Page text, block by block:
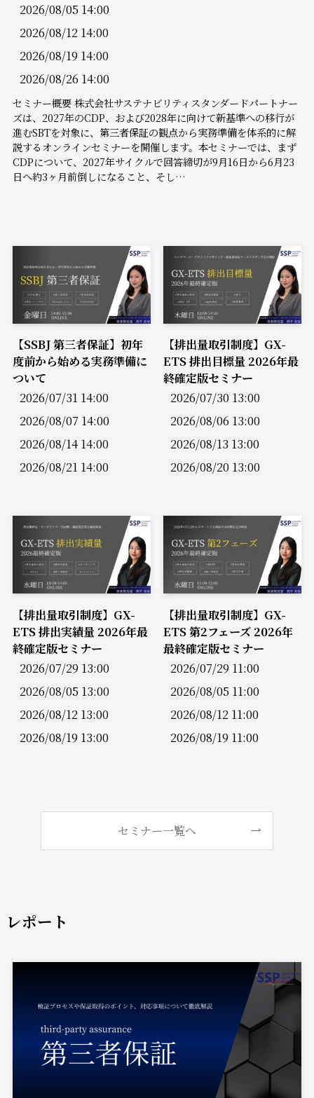
2026/08/05 14:00
2026/08/12 14:00
2026/08/19 14:00
2026/08/26 14:00
セミナー概要 株式会社サステナビリティスタンダードパートナー
ズは、2027年のCDP、および2028年に向けて新基準への移行が
進むSBTを対象に、第三者保証の観点から実務準備を体系的に解
説するオンラインセミナーを開催します。本セミナーでは、まず
CDPについて、2027年サイクルで回答締切が9月16日から6月23
日へ約3ヶ月前倒しになること、そし…
【SSBJ 第三者保証】初年
度前から始める実務準備に
ついて
2026/07/31 14:00
2026/08/07 14:00
2026/08/14 14:00
2026/08/21 14:00
【排出量取引制度】GX-
ETS 排出目標量 2026年最
終確定版セミナー
2026/07/30 13:00
2026/08/06 13:00
2026/08/13 13:00
2026/08/20 13:00
【排出量取引制度】GX-
ETS 排出実績量 2026年最
終確定版セミナー
2026/07/29 13:00
2026/08/05 13:00
2026/08/12 13:00
2026/08/19 13:00
【排出量取引制度】GX-
ETS 第2フェーズ 2026年
最終確定版セミナー
2026/07/29 11:00
2026/08/05 11:00
2026/08/12 11:00
2026/08/19 11:00
セミナー一覧へ
レポート